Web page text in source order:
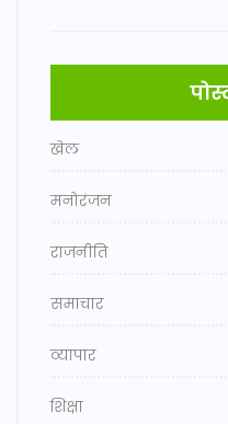
खेल
मनोरंजन
राजनीति
समाचार
व्यापार
शिक्षा